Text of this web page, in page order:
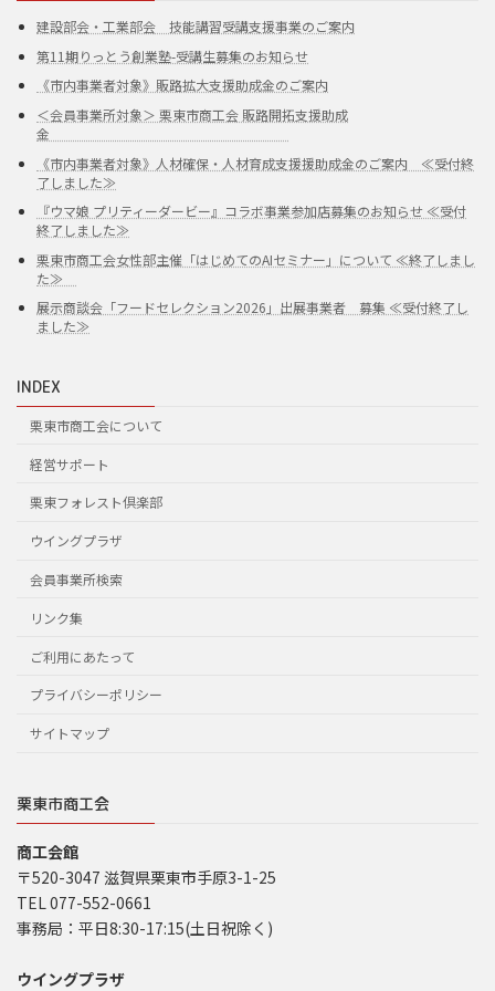
建設部会・工業部会 技能講習受講支援事業のご案内
第11期りっとう創業塾-受講生募集のお知らせ
《市内事業者対象》販路拡大支援助成金のご案内
＜会員事業所対象＞ 栗東市商工会 販路開拓支援助成
金
《市内事業者対象》人材確保・人材育成支援援助成金のご案内 ≪受付終
了しました≫
『ウマ娘 プリティーダービー』コラボ事業参加店募集のお知らせ ≪受付
終了しました≫
栗東市商工会女性部主催「はじめてのAIセミナー」について ≪終了しまし
た≫
展示商談会「フードセレクション2026」出展事業者 募集 ≪受付終了し
ました≫
INDEX
栗東市商工会について
経営サポート
栗東フォレスト倶楽部
ウイングプラザ
会員事業所検索
リンク集
ご利用にあたって
プライバシーポリシー
サイトマップ
栗東市商工会
商工会館
〒520-3047 滋賀県栗東市手原3-1-25
TEL 077-552-0661
事務局：平日8:30-17:15(土日祝除く)
ウイングプラザ